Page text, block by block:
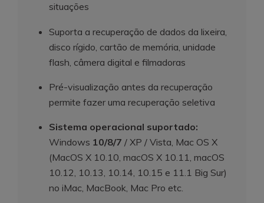
situações
Suporta a recuperação de dados da lixeira,
disco rígido, cartão de memória, unidade
flash, câmera digital e filmadoras
Pré-visualização antes da recuperação
permite fazer uma recuperação seletiva
Sistema operacional suportado:
Windows 10/8/7 / XP / Vista, Mac OS X
(MacOS X 10.10, macOS X 10.11, macOS
10.12, 10.13, 10.14, 10.15 e 11.1 Big Sur)
no iMac, MacBook, Mac Pro etc.